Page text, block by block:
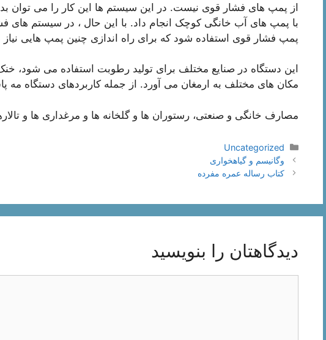
با پمپ های آب خانگی کوچک انجام داد. با این حال ، در سیستم های
پمپ فشار قوی استفاده شود که برای راه اندازی چنین پمپ هایی نیاز
این دستگاه در صنایع مختلف برای تولید رطوبت استفاده می شود،
مکان های مختلف به ارمغان می آورد. از جمله کاربردهای دستگاه مه
مصارف خانگی و صنعتی، رستوران ها و گلخانه ها و مرغداری ها و
دسته‌ها
Uncategorized
ناوبری
نوشته‌ها
وگانیسم و گیاهخواری
کتاب رساله عمره مفرده
دیدگاهتان را بنویسید